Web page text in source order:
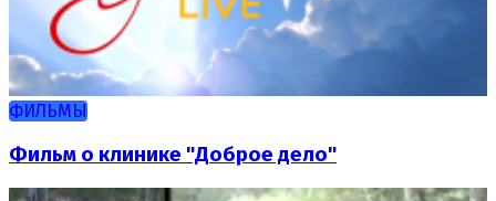
ФИЛЬМЫ
Фильм о клинике "Доброе дело"